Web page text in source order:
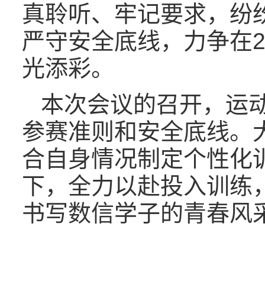
真聆听、牢记要求，纷
严守安全底线，力争在
光添彩。
本次会议的召开，运
参赛准则和安全底线。
合自身情况制定个性化
下，全力以赴投入训练
书写数信学子的青春